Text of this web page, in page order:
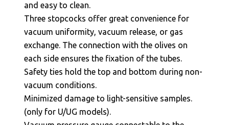
and easy to clean.
Three stopcocks offer great convenience for
vacuum uniformity, vacuum release, or gas
exchange. The connection with the olives on
each side ensures the fixation of the tubes.
Safety ties hold the top and bottom during non-
vacuum conditions.
Minimized damage to light-sensitive samples.
(only for U/UG models).